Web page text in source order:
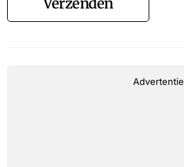
Advertentie